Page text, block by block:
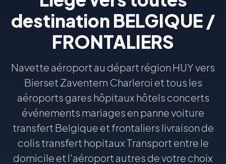
destination BELGIQUE /
FRONTALIERS
Navette aéroport au départ région HUY vers
Bierset Zaventem Charleroi et tous les
aéroports gares hôpitaux hôtels concerts
événements mariages en panne voiture
transfert Belgique et frontaliers livraison de
colis transfert hopitaux Transport entre le
domicile et l'aéroport autres de votre choix